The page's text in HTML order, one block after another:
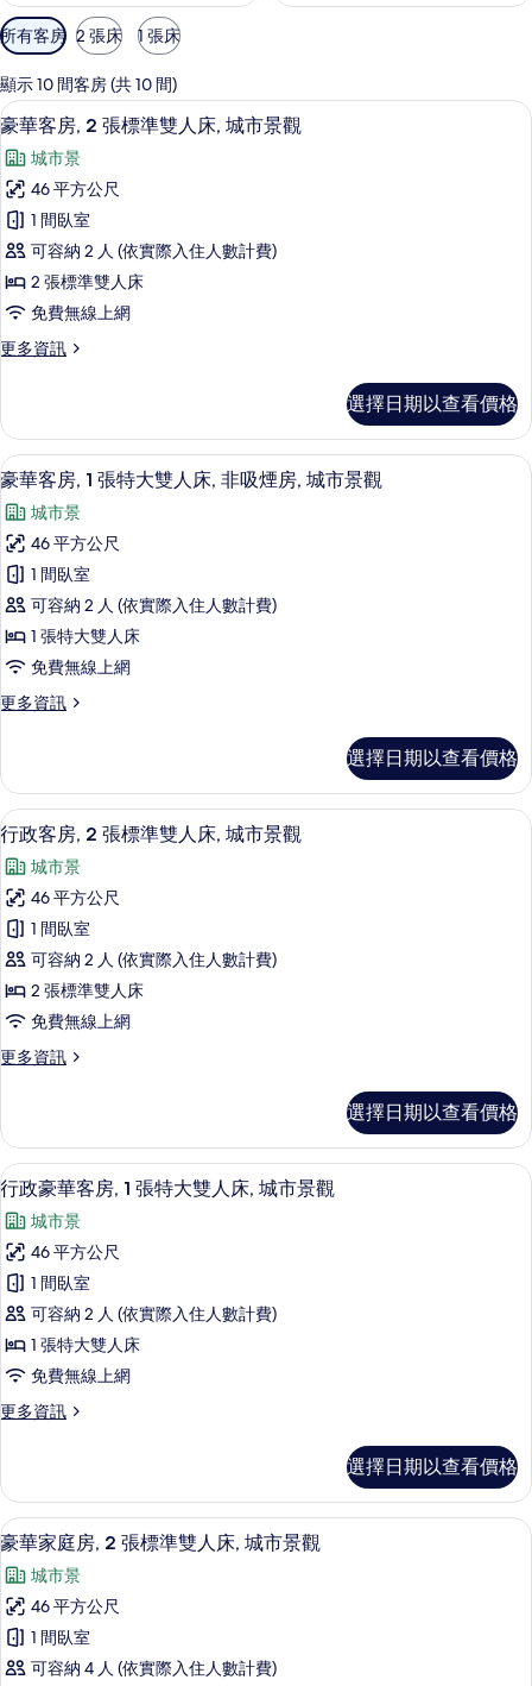
可
用
的
客
房
篩
選
條
件
所有客房 2 張床 1 張床
顯示 10 間客房 (共 10 間)
顯
示
豪
華
客
房,
2
張
標
雙
人
床,
城
市
景
觀
的
所
有
豪華客房, 2 張標準雙人床, 城市景觀
3
豪華客房, 2 張標準雙人床, 城市景觀
城市景
46 平方公尺
1 間臥室
可容納 2 人 (依實際入住人數計費)
2 張標準雙人床
免費無線上網
更多資訊
更
客
房,
2
標
準
雙
人
床,
城
市
景
的
選擇日期以查看價格
顯
示
豪
華
客
房,
1
張
特
雙
人
床,
非
吸
煙
房,
城
市
景
所
有
相
片
豪華客房, 1 張特大雙人床, 非吸煙房,
4
豪華客房, 1 張特大雙人床, 非吸煙房, 城市景觀
城市景
46 平方公尺
1 間臥室
可容納 2 人 (依實際入住人數計費)
1 張特大雙人床
免費無線上網
更多資訊
更
客
房,
1
張
特
大
雙
人
床,
非
吸
煙
城
觀
的
詳
情
選擇日期以查看價格
顯
示
行
政
客
房,
2
張
標
雙
人
床,
城
市
景
觀
的
所
有
行政客房, 2 張標準雙人床, 城市景觀
7
行政客房, 2 張標準雙人床, 城市景觀
城市景
46 平方公尺
1 間臥室
可容納 2 人 (依實際入住人數計費)
2 張標準雙人床
免費無線上網
更多資訊
更
客
房,
2
張
標
準
雙
人
床,
城
市
景
的
選擇日期以查看價格
顯
示
行
政
豪
華
客
房,
1
特
大
雙
人
床,
城
市
行政豪華客房, 1 張特大雙人床, 城市
7
行政豪華客房, 1 張特大雙人床, 城市景觀
城市景
46 平方公尺
1 間臥室
可容納 2 人 (依實際入住人數計費)
1 張特大雙人床
免費無線上網
更多資訊
更
豪
華
客
張
特
大
雙
選擇日期以查看價格
顯
示
豪
華
家
豪華家庭房, 2 張標準雙人床, 城市景
6
豪華家庭房, 2 張標準雙人床, 城市景觀
城市景
46 平方公尺
1 間臥室
可容納 4 人 (依實際入住人數計費)